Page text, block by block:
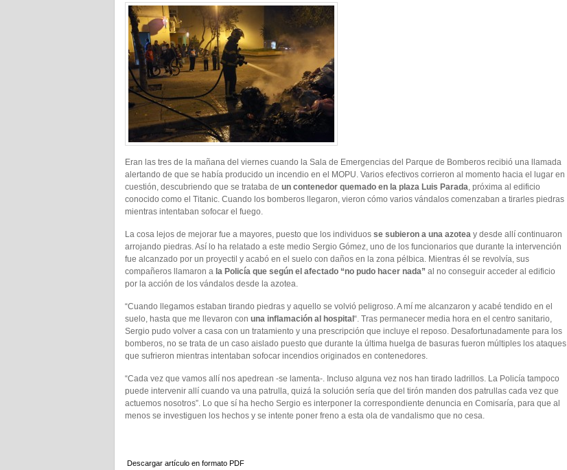
Eran las tres de la mañana del viernes cuando la Sala de Emergencias del Parque de Bomberos recibió una llamada
alertando de que se había producido un incendio en el MOPU. Varios efectivos corrieron al momento hacia el lugar en
cuestión, descubriendo que se trataba de un contenedor quemado en la plaza Luis Parada, próxima al edificio
conocido como el Titanic. Cuando los bomberos llegaron, vieron cómo varios vándalos comenzaban a tirarles piedras
mientras intentaban sofocar el fuego.
La cosa lejos de mejorar fue a mayores, puesto que los individuos se subieron a una azotea y desde allí continuaron
arrojando piedras. Así lo ha relatado a este medio Sergio Gómez, uno de los funcionarios que durante la intervención
fue alcanzado por un proyectil y acabó en el suelo con daños en la zona pélbica. Mientras él se revolvía, sus
compañeros llamaron a la Policía que según el afectado “no pudo hacer nada” al no conseguir acceder al edificio
por la acción de los vándalos desde la azotea.
“Cuando llegamos estaban tirando piedras y aquello se volvió peligroso. A mí me alcanzaron y acabé tendido en el
suelo, hasta que me llevaron con una inflamación al hospital “. Tras permanecer media hora en el centro sanitario,
Sergio pudo volver a casa con un tratamiento y una prescripción que incluye el reposo. Desafortunadamente para los
bomberos, no se trata de un caso aislado puesto que durante la última huelga de basuras fueron múltiples los ataques
que sufrieron mientras intentaban sofocar incendios originados en contenedores.
“Cada vez que vamos allí nos apedrean -se lamenta-. Incluso alguna vez nos han tirado ladrillos. La Policía tampoco
puede intervenir allí cuando va una patrulla, quizá la solución sería que del tirón manden dos patrullas cada vez que
actuemos nosotros”. Lo que sí ha hecho Sergio es interponer la correspondiente denuncia en Comisaría, para que al
menos se investiguen los hechos y se intente poner freno a esta ola de vandalismo que no cesa.
Descargar artículo en formato PDF